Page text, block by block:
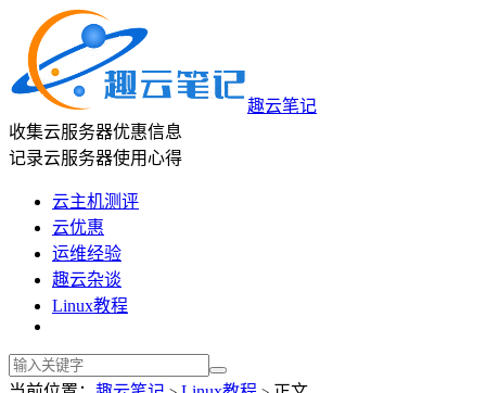
趣云笔记
收集云服务器优惠信息
记录云服务器使用心得
云主机测评
云优惠
运维经验
趣云杂谈
Linux教程